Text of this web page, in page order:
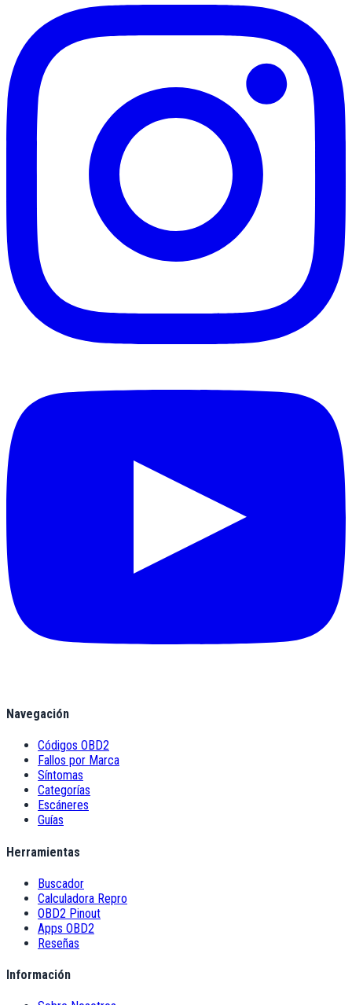
Navegación
Códigos OBD2
Fallos por Marca
Síntomas
Categorías
Escáneres
Guías
Herramientas
Buscador
Calculadora Repro
OBD2 Pinout
Apps OBD2
Reseñas
Información